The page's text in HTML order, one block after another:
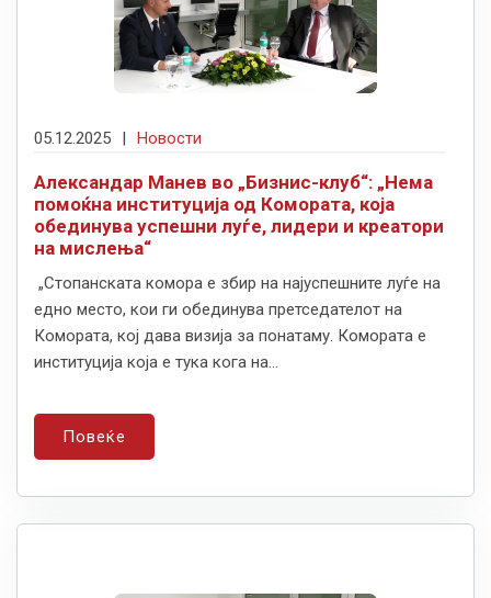
05.12.2025 | Новости
Александар Манев во „Бизнис-клуб“: „Нема
помоќна институција од Комората, која
обединува успешни луѓе, лидери и креатори
на мислења“
„Стопанската комора е збир на најуспешните луѓе на
едно место, кои ги обединува претседателот на
Комората, кој дава визија за понатаму. Комората е
институција која е тука кога на...
Повеќе